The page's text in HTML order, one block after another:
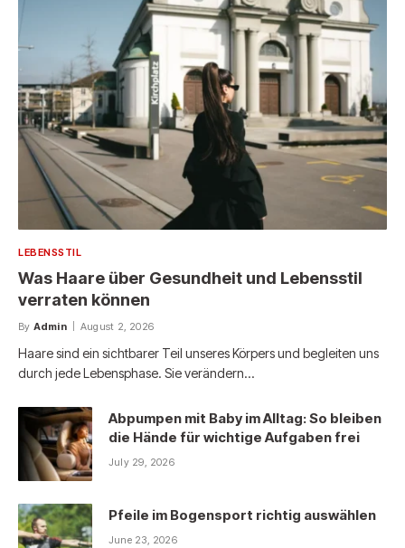
LEBENSSTIL
Was Haare über Gesundheit und Lebensstil
verraten können
By Admin August 2, 2026
Haare sind ein sichtbarer Teil unseres Körpers und begleiten uns
durch jede Lebensphase. Sie verändern…
Abpumpen mit Baby im Alltag: So bleiben
die Hände für wichtige Aufgaben frei
July 29, 2026
Pfeile im Bogensport richtig auswählen
June 23, 2026